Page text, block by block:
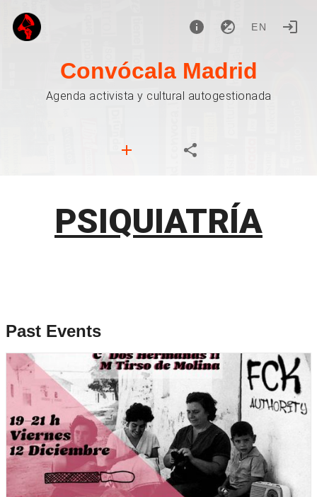
EN
Convócala Madrid
Agenda activista y cultural autogestionada
PSIQUIATRÍA
Past Events